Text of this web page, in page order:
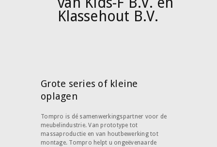
Klassehout B.V.
Grote series of kleine
oplagen
Tompro is dé samenwerkingspartner voor de
meubelindustrie. Van prototype tot
massaproductie en van houtbewerking tot
montage. Tompro helpt u ongeëvenaarde